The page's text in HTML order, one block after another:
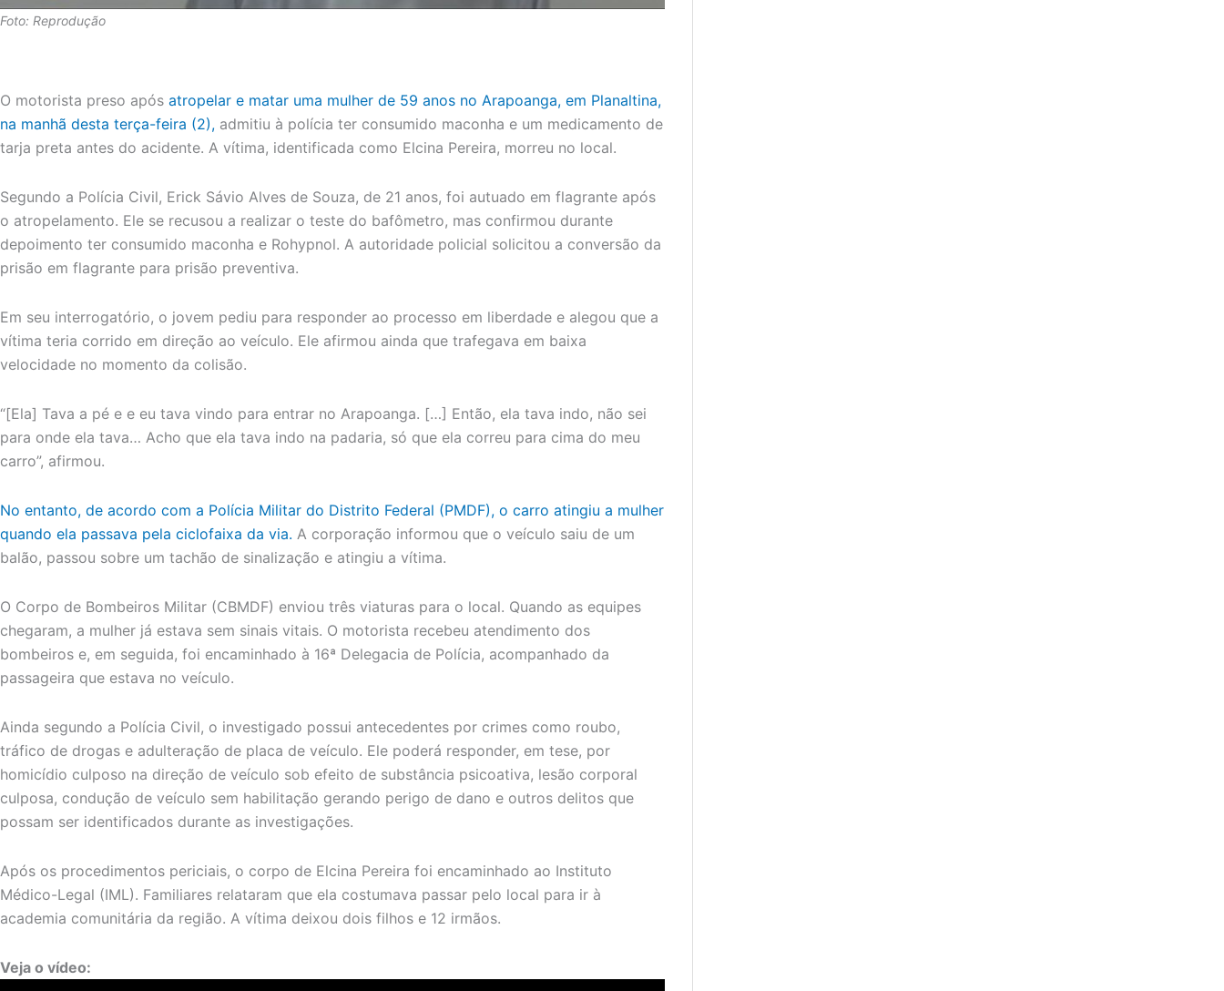
Foto: Reprodução
O motorista preso após atropelar e matar uma mulher de 59 anos no Arapoanga, em Planaltina,
na manhã desta terça-feira (2), admitiu à polícia ter consumido maconha e um medicamento de
tarja preta antes do acidente. A vítima, identificada como Elcina Pereira, morreu no local.
Segundo a Polícia Civil, Erick Sávio Alves de Souza, de 21 anos, foi autuado em flagrante após
o atropelamento. Ele se recusou a realizar o teste do bafômetro, mas confirmou durante
depoimento ter consumido maconha e Rohypnol. A autoridade policial solicitou a conversão da
prisão em flagrante para prisão preventiva.
Em seu interrogatório, o jovem pediu para responder ao processo em liberdade e alegou que a
vítima teria corrido em direção ao veículo. Ele afirmou ainda que trafegava em baixa
velocidade no momento da colisão.
“[Ela] Tava a pé e e eu tava vindo para entrar no Arapoanga. […] Então, ela tava indo, não sei
para onde ela tava… Acho que ela tava indo na padaria, só que ela correu para cima do meu
carro”, afirmou.
No entanto, de acordo com a Polícia Militar do Distrito Federal (PMDF), o carro atingiu a mulher
quando ela passava pela ciclofaixa da via. A corporação informou que o veículo saiu de um
balão, passou sobre um tachão de sinalização e atingiu a vítima.
O Corpo de Bombeiros Militar (CBMDF) enviou três viaturas para o local. Quando as equipes
chegaram, a mulher já estava sem sinais vitais. O motorista recebeu atendimento dos
bombeiros e, em seguida, foi encaminhado à 16ª Delegacia de Polícia, acompanhado da
passageira que estava no veículo.
Ainda segundo a Polícia Civil, o investigado possui antecedentes por crimes como roubo,
tráfico de drogas e adulteração de placa de veículo. Ele poderá responder, em tese, por
homicídio culposo na direção de veículo sob efeito de substância psicoativa, lesão corporal
culposa, condução de veículo sem habilitação gerando perigo de dano e outros delitos que
possam ser identificados durante as investigações.
Após os procedimentos periciais, o corpo de Elcina Pereira foi encaminhado ao Instituto
Médico-Legal (IML). Familiares relataram que ela costumava passar pelo local para ir à
academia comunitária da região. A vítima deixou dois filhos e 12 irmãos.
Veja o vídeo: